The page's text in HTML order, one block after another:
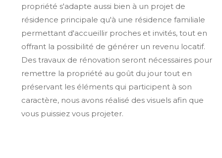
propriété s'adapte aussi bien à un projet de
résidence principale qu'à une résidence familiale
permettant d'accueillir proches et invités, tout en
offrant la possibilité de générer un revenu locatif.
Des travaux de rénovation seront nécessaires pour
remettre la propriété au goût du jour tout en
préservant les éléments qui participent à son
caractère, nous avons réalisé des visuels afin que
vous puissiez vous projeter.